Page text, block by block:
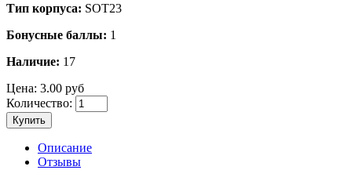
Тип корпуса: SOT23
Бонусные баллы: 1
Наличие: 17
Цена: 3.00 руб
Количество:
Купить
Описание
Отзывы